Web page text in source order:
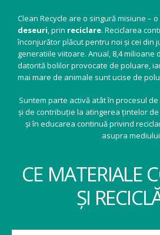
Clean Recycle are o singură misiune –
deseuri, prin reciclare. Reciclarea
înconjurător plăcut pentru noi și cei din
generatiile viitoare. Anual, 8,4 milioane
datorită bolilor provocate de poluare,
mai mare de animale sunt ucise de
Suntem parte activă atât în procesul
și de contribuție la atingerea țintelor
și în educarea continuă privind
asupra
CE MATERIALE
ȘI